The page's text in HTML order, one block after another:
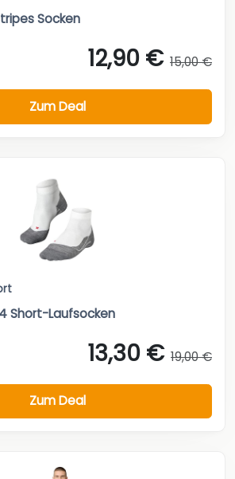
Socken
12,90 € 15,00 €
Zum Deal
Short-Laufsocken
13,30 € 19,00 €
Zum Deal